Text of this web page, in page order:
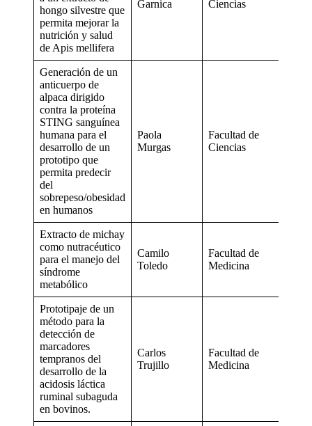
hongo silvestre que
permita mejorar la
nutrición y salud
de Apis mellifera
Garnica
Ciencias
Generación de un
anticuerpo de
alpaca dirigido
contra la proteína
STING sanguínea
humana para el
desarrollo de un
prototipo que
permita predecir
del
sobrepeso/obesidad
en humanos
Paola
Murgas
Facultad de
Ciencias
Extracto de michay
como nutracéutico
para el manejo del
síndrome
metabólico
Camilo
Toledo
Facultad de
Medicina
Prototipaje de un
método para la
detección de
marcadores
tempranos del
desarrollo de la
acidosis láctica
ruminal subaguda
en bovinos.
Carlos
Trujillo
Facultad de
Medicina